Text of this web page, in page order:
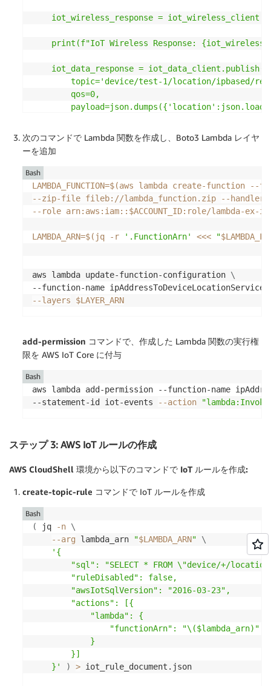
iot_wireless_response =
print(f"IoT Wireless Response:
    iot_data_response = iot_data_client.publish(
topic='device/test-1/location/ipbased/
        qos=0,
print(f"IoT Data Response:
EOF
zip -r
次のコマンドで Lambda 関数を作成し、Boto3 Lambda レイヤ
ーを追加
LAMBDA_FUNCTION=$(aws lambda create-function --
--zip-file fileb://lambda_function.zip
--handler
--role arn:aws:iam::$ACCOUNT_ID:role/lambda-ex-
LAMBDA_ARN=$( jq -r '.FunctionArn' <<< "
aws lambda update-function-configuration \
--function-name
--layers
$LAYER_ARN
Bash
add-permission コマンドで、作成した Lambda 関数の実行権
限を AWS IoT Core に付与
aws lambda add-permission --function-name
--statement-id iot-events
--action
Bash
ステップ 3: AWS IoT ルールの作成
AWS CloudShell 環境から以下のコマンドで IoT ルールを作成:
create-topic-rule コマンドで IoT ルールを作成
( jq -n \
--arg lambda_arn "$LAMBDA_ARN"
\
'{
"sql": "SELECT * FROM \"device/+/
        "ruleDisabled": false,
        "awsIotSqlVersion": "2016-03-23",
        "actions": [{
            "lambda": {
                "functionArn": "\($lambda_arn)"
            }
        }]
    }'
) > iot_rule_document.json
Bash